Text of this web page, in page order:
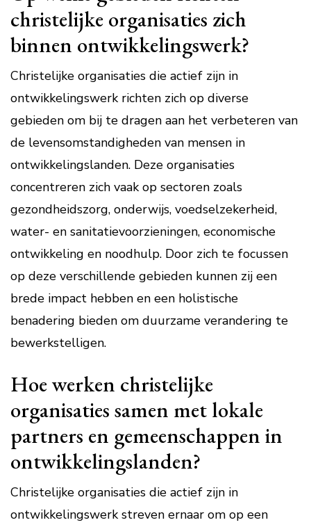
christelijke organisaties zich
binnen ontwikkelingswerk?
Christelijke organisaties die actief zijn in
ontwikkelingswerk richten zich op diverse
gebieden om bij te dragen aan het verbeteren van
de levensomstandigheden van mensen in
ontwikkelingslanden. Deze organisaties
concentreren zich vaak op sectoren zoals
gezondheidszorg, onderwijs, voedselzekerheid,
water- en sanitatievoorzieningen, economische
ontwikkeling en noodhulp. Door zich te focussen
op deze verschillende gebieden kunnen zij een
brede impact hebben en een holistische
benadering bieden om duurzame verandering te
bewerkstelligen.
Hoe werken christelijke
organisaties samen met lokale
partners en gemeenschappen in
ontwikkelingslanden?
Christelijke organisaties die actief zijn in
ontwikkelingswerk streven ernaar om op een